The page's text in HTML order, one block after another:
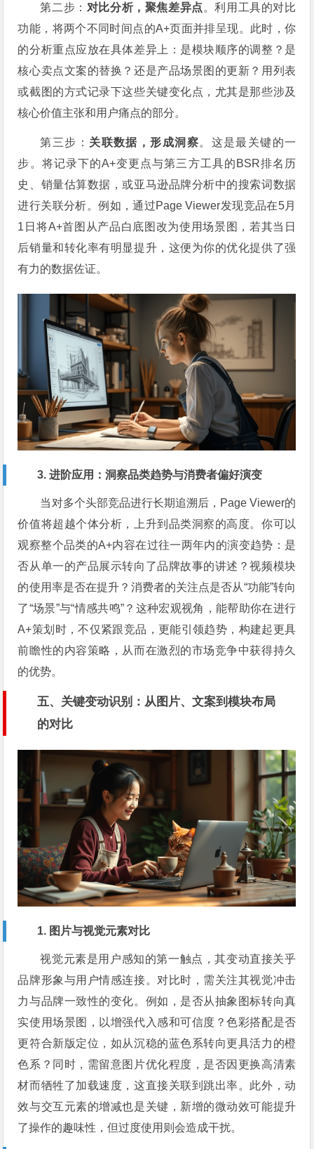
第二步： 对比分析，聚焦差异点 。利用工具的对比
功能，将两个不同时间点的A+页面并排呈现。此时，你
的分析重点应放在具体差异上：是模块顺序的调整？是
核心卖点文案的替换？还是产品场景图的更新？用列表
或截图的方式记录下这些关键变化点，尤其是那些涉及
核心价值主张和用户痛点的部分。
第三步： 关联数据，形成洞察。这是最关键的一
步。将记录下的A+变更点与第三方工具的BSR排名历
史、销量估算数据，或亚马逊品牌分析中的搜索词数据
进行关联分析。例如，通过Page Viewer发现竞品在5月
1日将A+首图从产品白底图改为使用场景图，若其当日
后销量和转化率有明显提升，这便为你的优化提供了强
有力的数据佐证。
3. 进阶应用：洞察品类趋势与消费者偏好演变
当对多个头部竞品进行长期追溯后，Page Viewer的
价值将超越个体分析，上升到品类洞察的高度。你可以
观察整个品类的A+内容在过往一两年内的演变趋势：是
否从单一的产品展示转向了品牌故事的讲述？视频模块
的使用率是否在提升？消费者的关注点是否从“功能”转向
了“场景”与“情感共鸣”？这种宏观视角，能帮助你在进行
A+策划时，不仅紧跟竞品，更能引领趋势，构建起更具
前瞻性的内容策略，从而在激烈的市场竞争中获得持久
的优势。
五、关键变动识别：从图片、文案到模块布局
的对比
1. 图片与视觉元素对比
视觉元素是用户感知的第一触点，其变动直接关乎
品牌形象与用户情感连接。对比时，需关注其视觉冲击
力与品牌一致性的变化。例如，是否从抽象图标转向真
实使用场景图，以增强代入感和可信度？色彩搭配是否
更符合新版定位，如从沉稳的蓝色系转向更具活力的橙
色系？同时，需留意图片优化程度，是否因更换高清素
材而牺牲了加载速度，这直接关联到跳出率。此外，动
效与交互元素的增减也是关键，新增的微动效可能提升
了操作的趣味性，但过度使用则会造成干扰。